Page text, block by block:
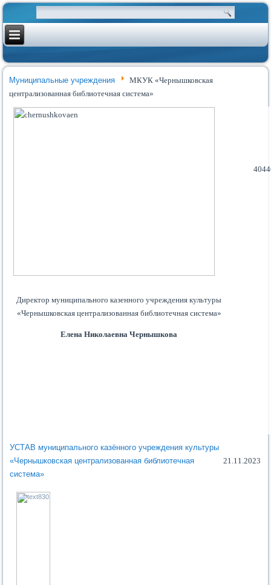
Муниципальные учреждения
МКУК «Чернышковская
централизованная библиотечная система»
Директор муниципального казенного учреждения культуры
«Чернышковская централизованная библиотечная система»
Елена Николаевна Чернышкова
УСТАВ муниципального казённого учреждения культуры
«Чернышковская централизованная библиотечная
система»
21.11.2023